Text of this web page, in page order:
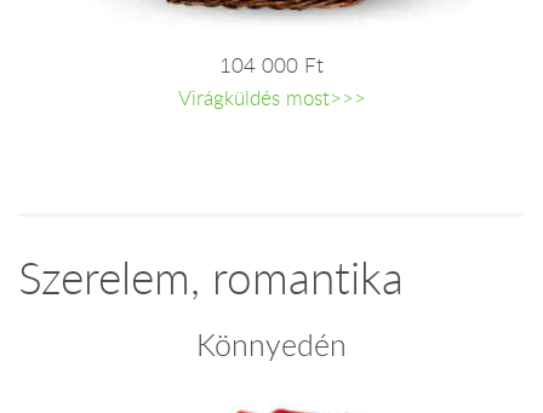
104 000 Ft
Virágküldés most>>>
Szerelem, romantika
Könnyedén